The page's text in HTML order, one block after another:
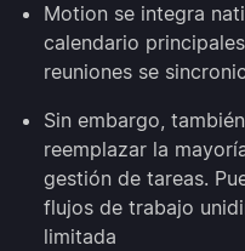
Motion se integra
calendario
reuniones se
Sin embargo,
reemplazar la
gestión de tareas.
flujos de trabajo
limitada